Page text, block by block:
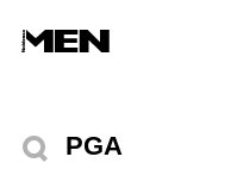
검색결과